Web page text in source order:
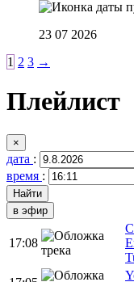
23 07 2026
1 2 3 →
Плейлист
×
дата :
время :
в эфир
17:08